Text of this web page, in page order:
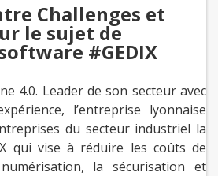
Challenges et
le sujet de
#GEDIX
4.0. Leader de son secteur avec
l’entreprise lyonnaise
du secteur industriel la
qui vise à réduire les coûts de
la sécurisation et